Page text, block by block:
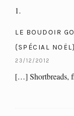
LE BOUDOIR
{SPÉCIAL
23/12/2012
[…] Shortbreads,